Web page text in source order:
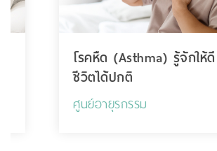
โรคหืด (Asthma) รู้จักให้ดี ดูแล
ชีวิตได้ปกติ
ศูนย์อายุรกรรม